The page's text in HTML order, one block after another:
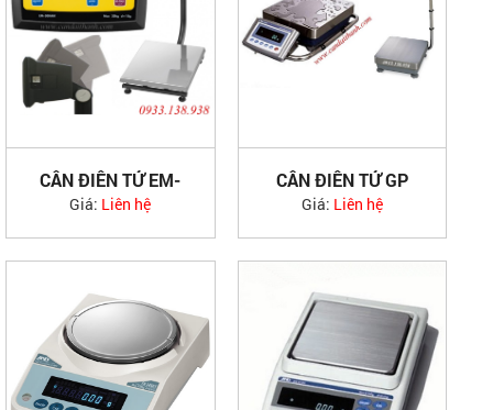
CÂN ĐIỆN TỬ EM-
60KAM AND
Giá: Liên hệ
CÂN ĐIỆN TỬ GP
AND JAPAN
Giá: Liên hệ